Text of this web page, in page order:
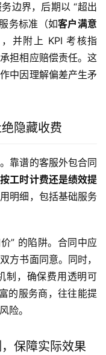
边界，后期以 “超出
务标准（如客户满意
，并附上 KPI 考核指
担相应赔偿责任。这
中因理解偏差产生矛
隐藏收费
靠谱的客服外包合同
工时计费还是绩效提
明细，包括基础服务
” 的陷阱。合同中应
方书面同意。同时，
制，确保费用透明可
的服务商，往往能提
险。
保障实际效果